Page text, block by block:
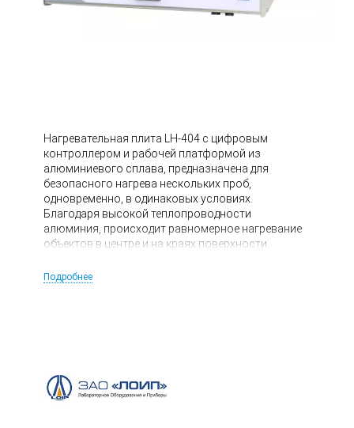
Нагревательная плита LH-404 с цифровым
контроллером и рабочей платформой из
алюминиевого сплава, предназначена для
безопасного нагрева нескольких проб,
одновременно, в одинаковых условиях.
Благодаря высокой теплопроводности
алюминия, происходит равномерное нагревание
объектов в центре и на краях поверхности.
Подробнее